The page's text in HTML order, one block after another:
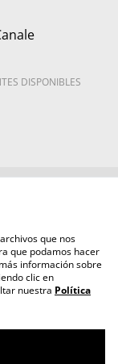
DISPONIBLES
cookiesque nos
que podamos hacer
información sobre
clic en
nuestra Política